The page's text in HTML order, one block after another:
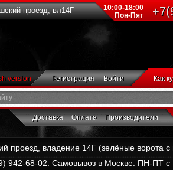
проезд, вл14Г
10:00-18:00
Пон-Пят
version Регистрация Войти Как
Доставка Оплата Производители
проезд, владение 14Г (зелёные ворота
942-68-02. Самовывоз в Москве: ПН-ПТ с